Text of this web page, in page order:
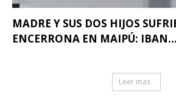
MADRE Y SUS DOS HIJOS
ENCERRONA EN MAIPÚ: IBAN...
Leer mas